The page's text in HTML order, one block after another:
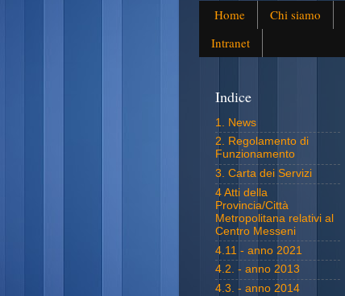
Home Chi siamo
Intranet
Indice
1. News
2. Regolamento di
Funzionamento
3. Carta dei Servizi
4 Atti della
Provincia/Città
Metropolitana relativi al
Centro Messeni
4.11 - anno 2021
4.2. - anno 2013
4.3. - anno 2014